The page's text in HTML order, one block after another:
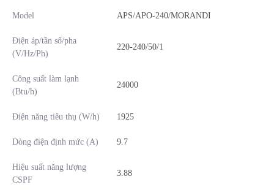
Những giá trị vượt trội mang lại cho người
sử dụng
Khả năng làm lạnh mạnh mẽ giúp không gian rộng lớn trở
nên mát mẻ tức thì
trong lành dài lâu
Model APS/APO-240/MORANDI
Điện áp/tần số/pha
(V/Hz/Ph)
220-240/50/1
Công suất làm lạnh
(Btu/h)
24000
Điện năng tiêu thụ (W/h) 1925
Dòng điện định mức (A) 9.7
Hiệu suất năng lượng
CSPF
3.88